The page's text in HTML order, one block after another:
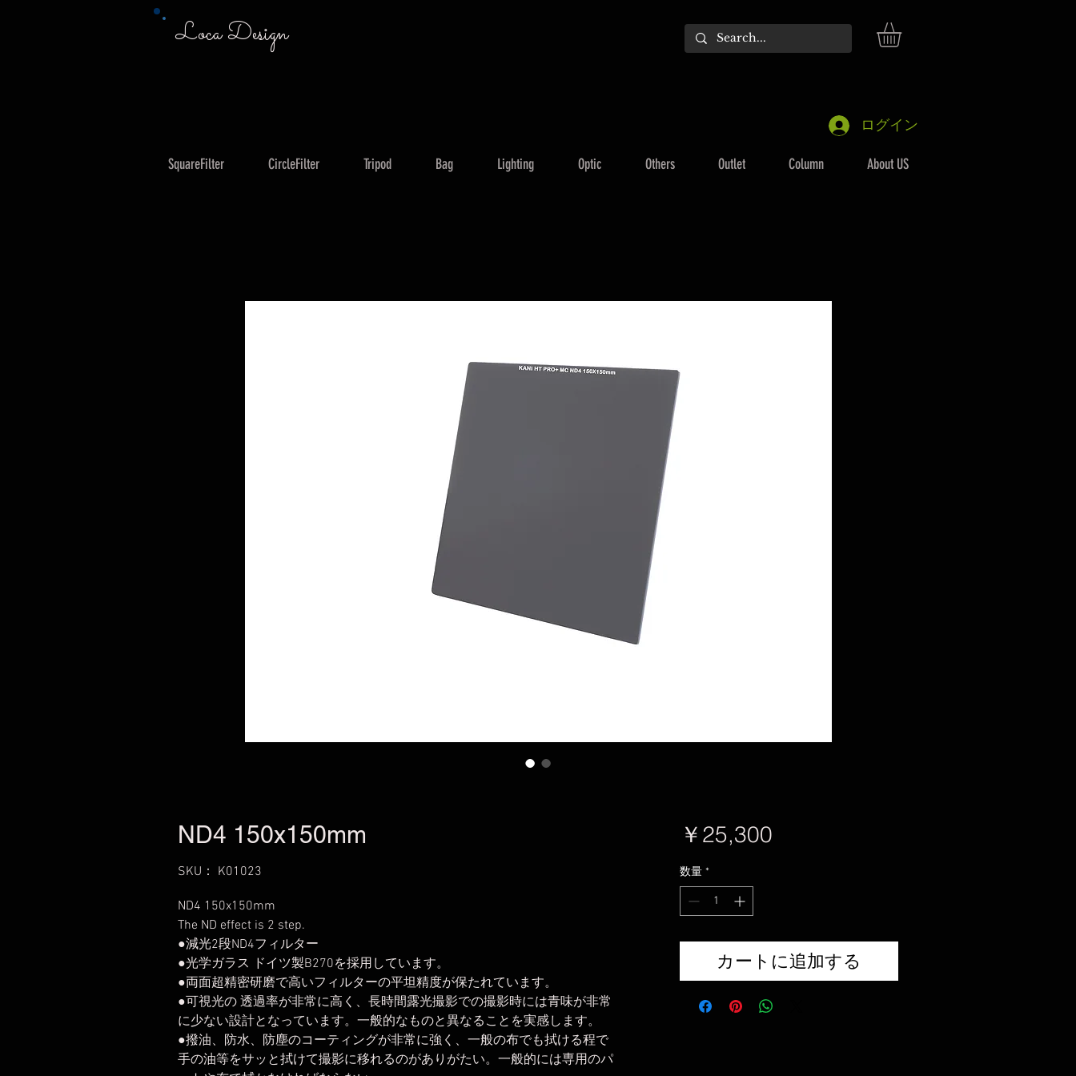
Loca Design
ログイン
SquareFilter CircleFilter Tripod Bag Lighting Optic Others Outlet Column About US
ND4 150x150mm
SKU： K01023
ND4 150x150mm
The ND effect is 2 step.
●減光2段ND4フィルター
●光学ガラス ドイツ製B270を採用しています。
●両面超精密研磨で高いフィルターの平坦精度が保たれています。
●可視光の 透過率が非常に高く、長時間露光撮影での撮影時には青味が非常
に少ない設計となっています。一般的なものと異なることを実感します。
●撥油、防水、防塵のコーティングが非常に強く、一般の布でも拭ける程で
手の油等をサッと拭けて撮影に移れるのがありがたい。一般的には専用のパ
￥25,300価
数量 *
カートに追加する